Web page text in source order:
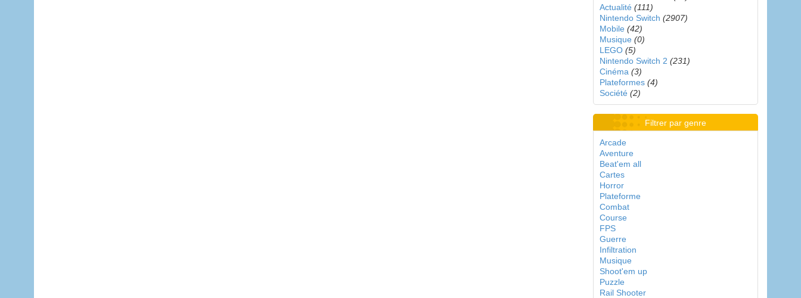
Actualité (111)
Nintendo Switch (2907)
Mobile (42)
Musique (0)
LEGO (5)
Nintendo Switch 2 (231)
Cinéma (3)
Plateformes (4)
Société (2)
Filtrer par genre
Arcade
Aventure
Beat'em all
Cartes
Horror
Plateforme
Combat
Course
FPS
Guerre
Infiltration
Musique
Shoot'em up
Puzzle
Rail Shooter